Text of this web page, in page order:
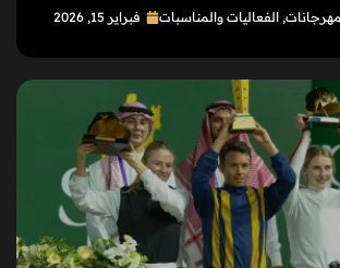
, الفعاليات والمناسبات
فبراير 15, 2026